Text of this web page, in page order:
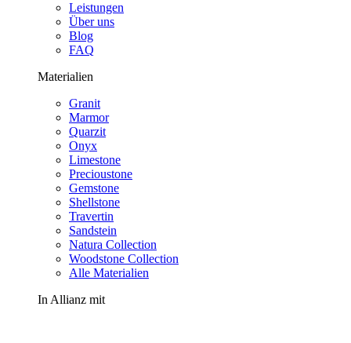
Leistungen
Über uns
Blog
FAQ
Materialien
Granit
Marmor
Quarzit
Onyx
Limestone
Precioustone
Gemstone
Shellstone
Travertin
Sandstein
Natura Collection
Woodstone Collection
Alle Materialien
In Allianz mit